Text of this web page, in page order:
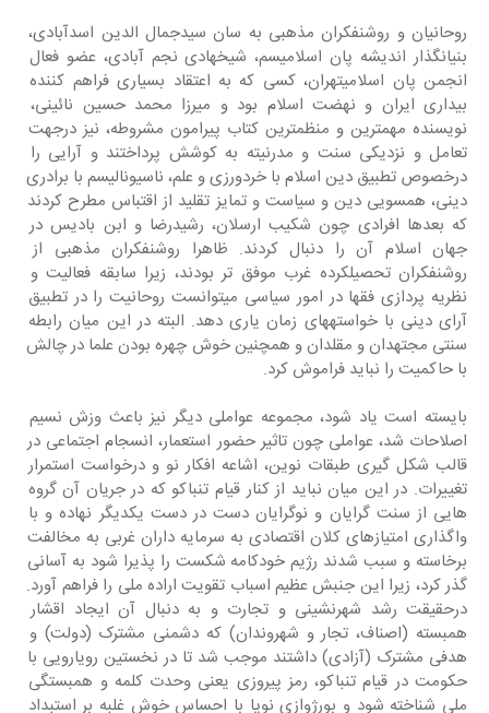
روحانیان و روشنفکران مذهبی به سان سیدجمال الدین اسدآبادی،
بنیانگذار اندیشه پان اسلامیسم، شیخهادی نجم آبادی، عضو فعال
انجمن پان اسلامیتهران، کسی که به اعتقاد بسیاری فراهم کننده
بیداری ایران و نهضت اسلام بود و میرزا محمد حسین نائینی،
نویسنده مهمترین و منظمترین کتاب پیرامون مشروطه، نیز درجهت
تعامل و نزدیکی سنت و مدرنیته به کوشش پرداختند و آرایی را
درخصوص تطبیق دین اسلام با خردورزی و علم، ناسیونالیسم با برادری
دینی، همسویی دین و سیاست و تمایز تقلید از اقتباس مطرح کردند
که بعدها افرادی چون شکیب ارسلان، رشیدرضا و ابن بادیس در
جهان اسلام آن را دنبال کردند. ظاهرا روشنفکران مذهبی از
روشنفکران تحصیلکرده غرب موفق تر بودند، زیرا سابقه فعالیت و
نظریه پردازی فقها در امور سیاسی میتوانست روحانیت را در تطبیق
آرای دینی با خواستههای زمان یاری دهد. البته در این میان رابطه
سنتی مجتهدان و مقلدان و همچنین خوش چهره بودن علما در چالش
با حاکمیت را نباید فراموش کرد.
بایسته است یاد شود، مجموعه عواملی دیگر نیز باعث وزش نسیم
اصلاحات شد، عواملی چون تاثیر حضور استعمار، انسجام اجتماعی در
قالب شکل گیری طبقات نوین، اشاعه افکار نو و درخواست استمرار
تغییرات. در این میان نباید از کنار قیام تنباکو که در جریان آن گروه
هایی از سنت گرایان و نوگرایان دست در دست یکدیگر نهاده و با
واگذاری امتیازهای کلان اقتصادی به سرمایه داران غربی به مخالفت
برخاسته و سبب شدند رژیم خودکامه شکست را پذیرا شود به آسانی
گذر کرد، زیرا این جنبش عظیم اسباب تقویت اراده ملی را فراهم آورد.
درحقیقت رشد شهرنشینی و تجارت و به دنبال آن ایجاد اقشار
همبسته (اصناف، تجار و شهروندان) که دشمنی مشترک (دولت) و
هدفی مشترک (آزادی) داشتند موجب شد تا در نخستین رویارویی با
حکومت در قیام تنباکو، رمز پیروزی یعنی وحدت کلمه و همبستگی
ملی شناخته شود و بورژوازی نوپا با احساس خوش غلبه بر استبداد